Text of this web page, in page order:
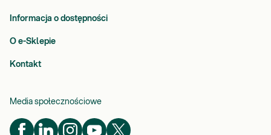
Informacja o dostępności
O e-Sklepie
Kontakt
Media społecznościowe